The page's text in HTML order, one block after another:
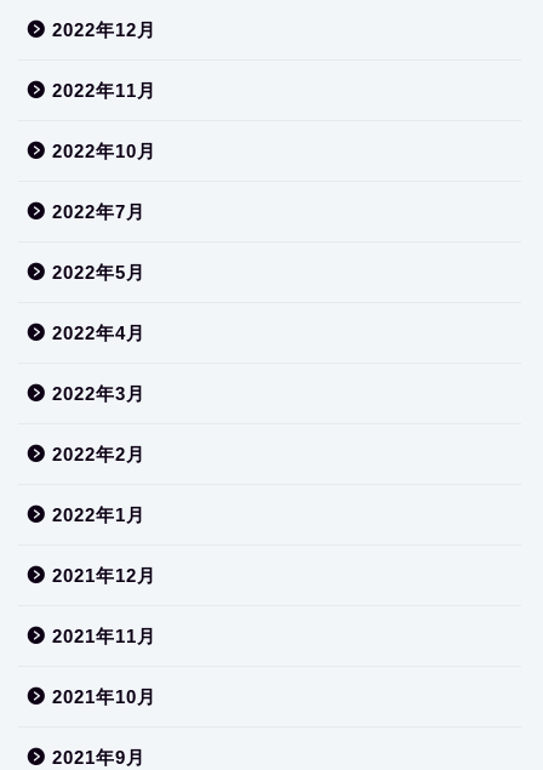
2022年12月
2022年11月
2022年10月
2022年7月
2022年5月
2022年4月
2022年3月
2022年2月
2022年1月
2021年12月
2021年11月
2021年10月
2021年9月